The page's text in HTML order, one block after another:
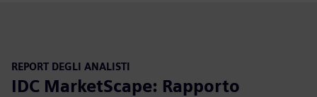
REPORT DEGLI ANALISTI
IDC MarketScape: Rapporto